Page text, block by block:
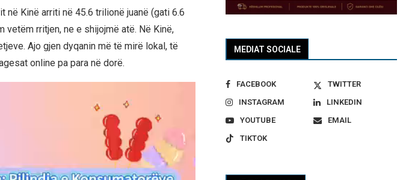
Kinë arriti në 45.6 trilionë juanë (gati 6.6
vetëm rritjen, ne e shijojmë atë. Në Kinë,
Ajo gjen dyqanin më të mirë lokal, të
online pa para në dorë.
MEDIAT SOCIALE
FACEBOOK
TWITTER
INSTAGRAM
LINKEDIN
YOUTUBE
EMAIL
TIKTOK